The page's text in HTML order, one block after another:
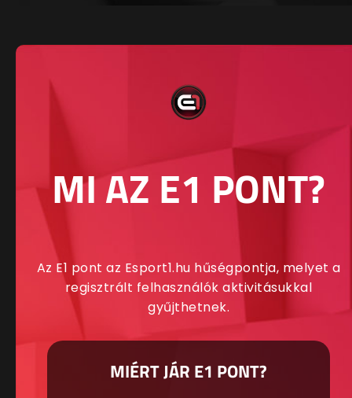
MI AZ E1 PONT?
Az E1 pont az Esport1.hu hűségpontja, melyet a
regisztrált felhasználók aktivitásukkal
gyűjthetnek.
MIÉRT JÁR E1 PONT?